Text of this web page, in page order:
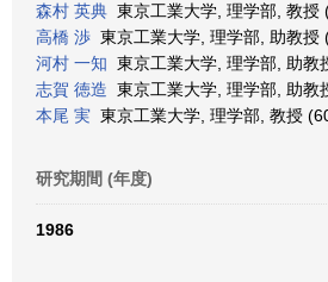
森村 英典 東京工業大学, 理学部, 教授
高橋 渉 東京工業大学, 理学部, 助教授
河村 一知 東京工業大学, 理学部, 助教
志賀 徳造 東京工業大学, 理学部, 助教
本尾 実 東京工業大学, 理学部, 教授
研究期間 (年度)
1986